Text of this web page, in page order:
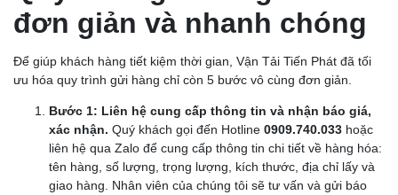
đơn giản và nhanh chóng
Để giúp khách hàng tiết kiệm thời gian, Vận Tải Tiến Phát đã tối
ưu hóa quy trình gửi hàng chỉ còn 5 bước vô cùng đơn giản.
Bước 1: Liên hệ cung cấp thông tin và nhận báo giá,
xác nhận. Quý khách gọi đến Hotline 0909.740.033 hoặc
liên hệ qua Zalo để cung cấp thông tin chi tiết về hàng hóa:
tên hàng, số lượng, trọng lượng, kích thước, địa chỉ lấy và
giao hàng. Nhân viên của chúng tôi sẽ tư vấn và gửi báo